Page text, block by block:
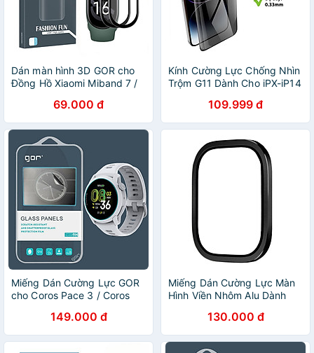
Dán màn hình 3D GOR cho
Đồng Hồ Xiaomi Miband 7 /
Miband 8/ Mi band 9/ Mi
band 10/ Miband 6 (Bộ 2
Miếng) - Hàng Chính Hãng
69.000 đ
Kính Cường Lực Chống Nhìn
Trộm G11 Dành Cho iPX-iP14
nhập khẩu109.999 đ
Miếng Dán Cường Lực GOR
cho Coros Pace 3 / Coros
Coros Apex 4 / Coros Pace
4 - Hàng Chính Hãng
149.000 đ
Miếng Dán Cường Lực Màn
Hình Viền Nhôm Alu Dành
Kai.N AluGlass - Hàng Chính
Hãng
130.000 đ